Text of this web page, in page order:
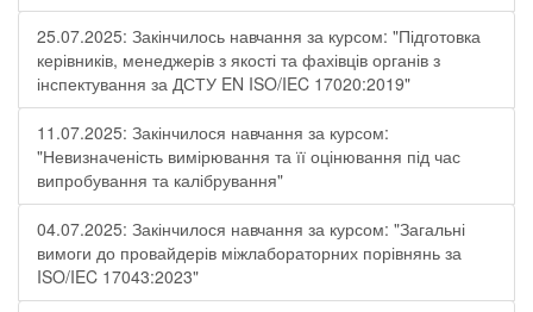
25.07.2025: Закінчилось навчання за курсом: "Підготовка
керівників, менеджерів з якості та фахівців органів з
інспектування за ДСТУ EN ISO/IEC 17020:2019"
11.07.2025: Закінчилося навчання за курсом:
"Невизначеність вимірювання та її оцінювання під час
випробування та калібрування"
04.07.2025: Закінчилося навчання за курсом: "Загальні
вимоги до провайдерів міжлабораторних порівнянь за
ISO/IEC 17043:2023"